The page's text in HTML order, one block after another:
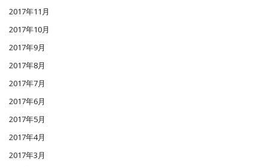
2017年11月
2017年10月
2017年9月
2017年8月
2017年7月
2017年6月
2017年5月
2017年4月
2017年3月